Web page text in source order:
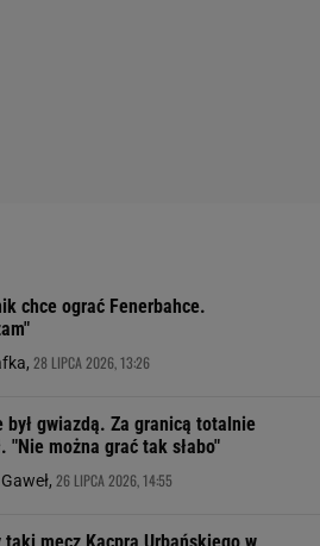
chce ograć Fenerbahce.
28 LIPCA 2026, 13:26
był gwiazdą. Za granicą totalnie
"Nie można grać tak słabo"
26 LIPCA 2026, 14:55